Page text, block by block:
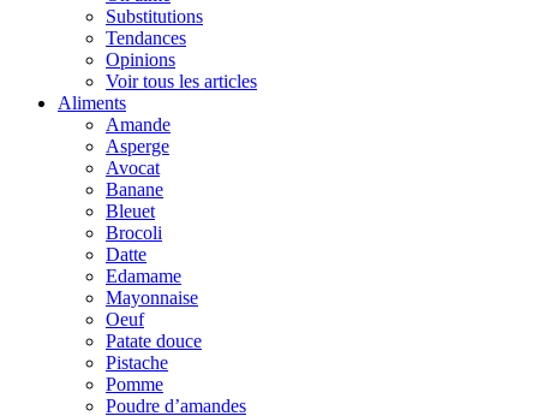
Substitutions
Tendances
Opinions
Voir tous les articles
Aliments
Amande
Asperge
Avocat
Banane
Bleuet
Brocoli
Datte
Edamame
Mayonnaise
Oeuf
Patate douce
Pistache
Pomme
Poudre d’amandes